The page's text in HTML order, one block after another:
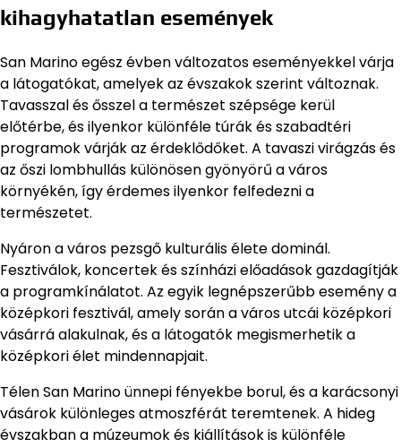
kihagyhatatlan események
San Marino egész évben változatos eseményekkel várja
a látogatókat, amelyek az évszakok szerint változnak.
Tavasszal és ősszel a természet szépsége kerül
előtérbe, és ilyenkor különféle túrák és szabadtéri
programok várják az érdeklődőket. A tavaszi virágzás és
az őszi lombhullás különösen gyönyörű a város
környékén, így érdemes ilyenkor felfedezni a
természetet.
Nyáron a város pezsgő kulturális élete dominál.
Fesztiválok, koncertek és színházi előadások gazdagítják
a programkínálatot. Az egyik legnépszerűbb esemény a
középkori fesztivál, amely során a város utcái középkori
vásárrá alakulnak, és a látogatók megismerhetik a
középkori élet mindennapjait.
Télen San Marino ünnepi fényekbe borul, és a karácsonyi
vásárok különleges atmoszférát teremtenek. A hideg
évszakban a múzeumok és kiállítások is különféle